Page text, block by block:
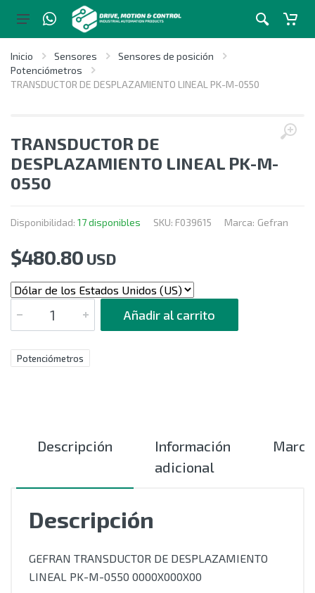
Inicio Sensores
Sensores de posición
Potenciómetros
TRANSDUCTOR DE DESPLAZAMIENTO LINEAL PK-M-0550
TRANSDUCTOR DE
DESPLAZAMIENTO LINEAL PK-M-
0550
Disponibilidad: 17 disponibles SKU: F039615 Marca: Gefran
$480.80 USD
CANTIDAD
Añadir al carrito
Potenciómetros
Descripción
Información
adicional
Marca
Descripción
GEFRAN TRANSDUCTOR DE DESPLAZAMIENTO
LINEAL PK-M-0550 0000X000X00